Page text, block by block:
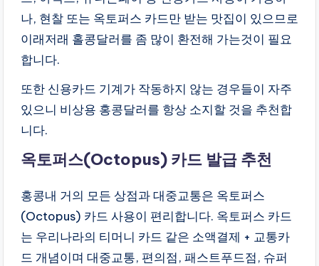
나, 현찰 또는 옥토퍼스 카드만 받는 맛집이 있으므로
이래저래 홀콩달러를 좀 많이 환전해 가는것이 필요
합니다.
또한 신용카드 기계가 작동하지 않는 경우들이 자주
있으니 비상용 홍콩달러를 항상 소지할 것을 추천합
니다.
옥토퍼스(Octopus) 카드 발급 추천
홍콩내 거의 모든 상점과 대중교통은 옥토퍼스
(Octopus) 카드 사용이 편리합니다. 옥토퍼스 카드
는 우리나라의 티머니 카드 같은 소액결제 + 교통카
드 개념이며 대중교통, 편의점, 패스트푸드점, 슈퍼